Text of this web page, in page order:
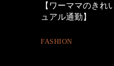
カジ
優木まおみさん「
割。」
LIFESTYLE